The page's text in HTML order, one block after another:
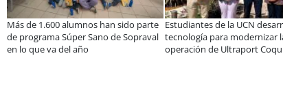
alumnos han sido parte
Sano de Sopraval
año
Estudiantes de la UCN desarrollan
tecnología para modernizar la
operación de Ultraport Coquimbo